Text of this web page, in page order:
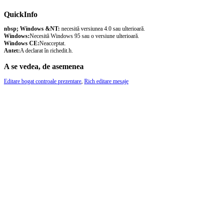
QuickInfo
nbsp; Windows &NT: necesită versiunea 4.0 sau ulterioară.
Windows:Necesită Windows 95 sau o versiune ulterioară.
Windows CE:Neacceptat.
Antet:A declarat în richedit.h.
A se vedea, de asemenea
Editare bogat controale prezentare Rich editare mesaje